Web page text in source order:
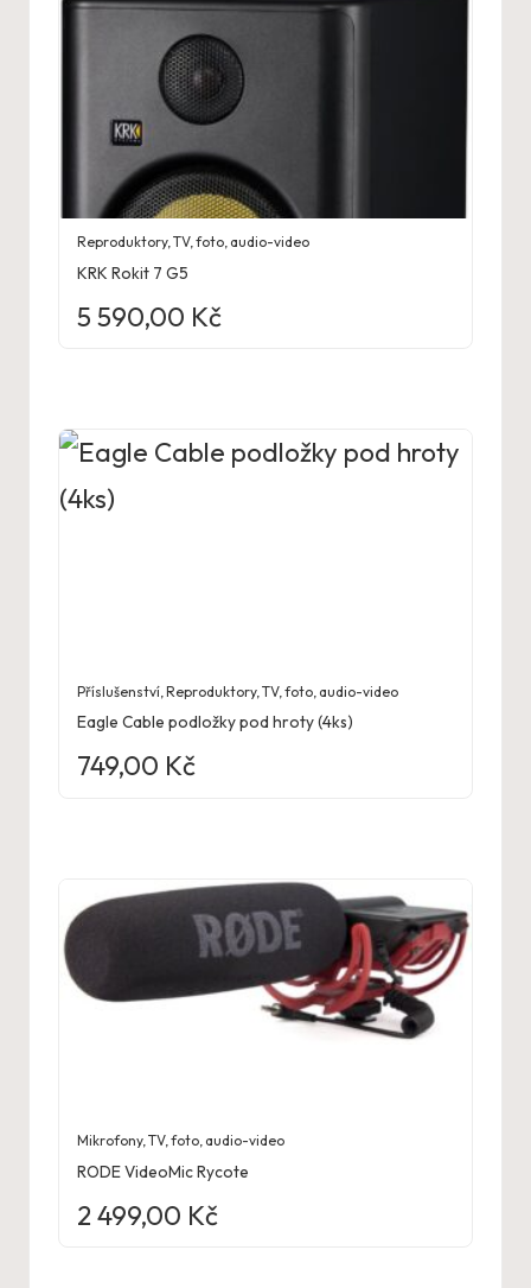
Reproduktory,TV, foto, audio-video
KRK Rokit 7 G5
5 590,00 Kč
Příslušenství ,Reproduktory,TV, foto, audio-video
Eagle Cable podložky pod hroty (4ks)
749,00 Kč
Mikrofony,TV, foto, audio-video
RODE VideoMic Rycote
2 499,00 Kč